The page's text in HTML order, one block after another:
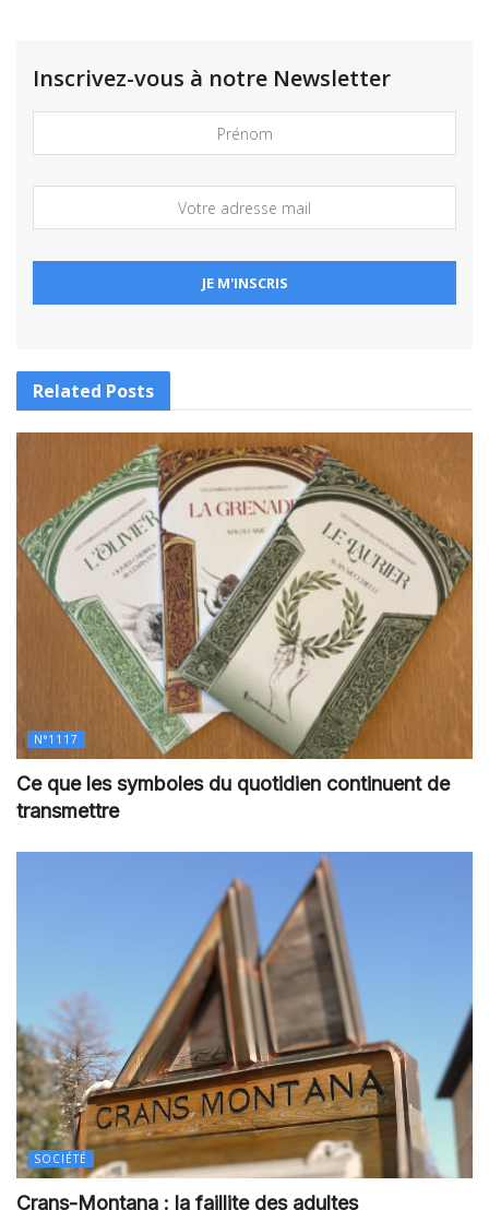
Inscrivez-vous à notre Newsletter
Related Posts
N°1117
Ce que les symboles du quotidien continuent de
transmettre
SOCIÉTÉ
Crans-Montana : la faillite des adultes